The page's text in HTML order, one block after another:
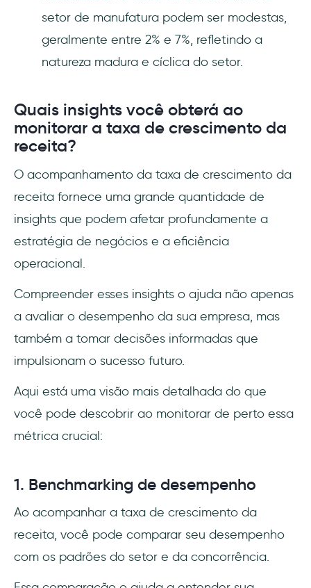
setor de manufatura podem ser modestas,
geralmente entre 2% e 7%, refletindo a
natureza madura e cíclica do setor.
Quais insights você obterá ao
monitorar a taxa de crescimento da
receita?
O acompanhamento da taxa de crescimento da
receita fornece uma grande quantidade de
insights que podem afetar profundamente a
estratégia de negócios e a eficiência
operacional.
Compreender esses insights o ajuda não apenas
a avaliar o desempenho da sua empresa, mas
também a tomar decisões informadas que
impulsionam o sucesso futuro.
Aqui está uma visão mais detalhada do que
você pode descobrir ao monitorar de perto essa
métrica crucial:
1. Benchmarking de desempenho
Ao acompanhar a taxa de crescimento da
receita, você pode comparar seu desempenho
com os padrões do setor e da concorrência.